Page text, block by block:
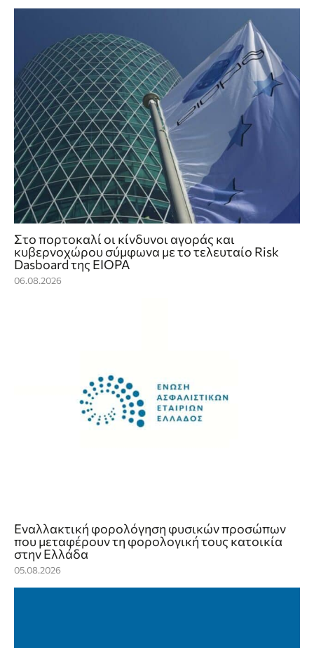
Στο πορτοκαλί οι κίνδυνοι αγοράς και
κυβερνοχώρου σύμφωνα με το τελευταίο Risk
Dasboard της EIOPA
06.08.2026
Εναλλακτική φορολόγηση φυσικών προσώπων
που μεταφέρουν τη φορολογική τους κατοικία
στην Ελλάδα
05.08.2026